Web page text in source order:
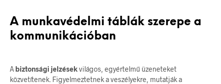
A munkavédelmi táblák szerepe a
kommunikációban
A biztonsági jelzésekvilágos, egyértelmű üzeneteket
közvetítenek. Figyelmeztetnek a veszélyekre, mutatják a